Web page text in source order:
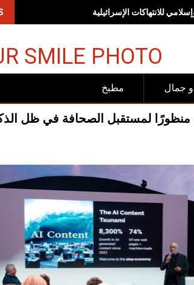
للانتهاكات الإسرائيلية
SMILE PHOTO
مطبخ جمال
لمستقبل الصحافة في ظل